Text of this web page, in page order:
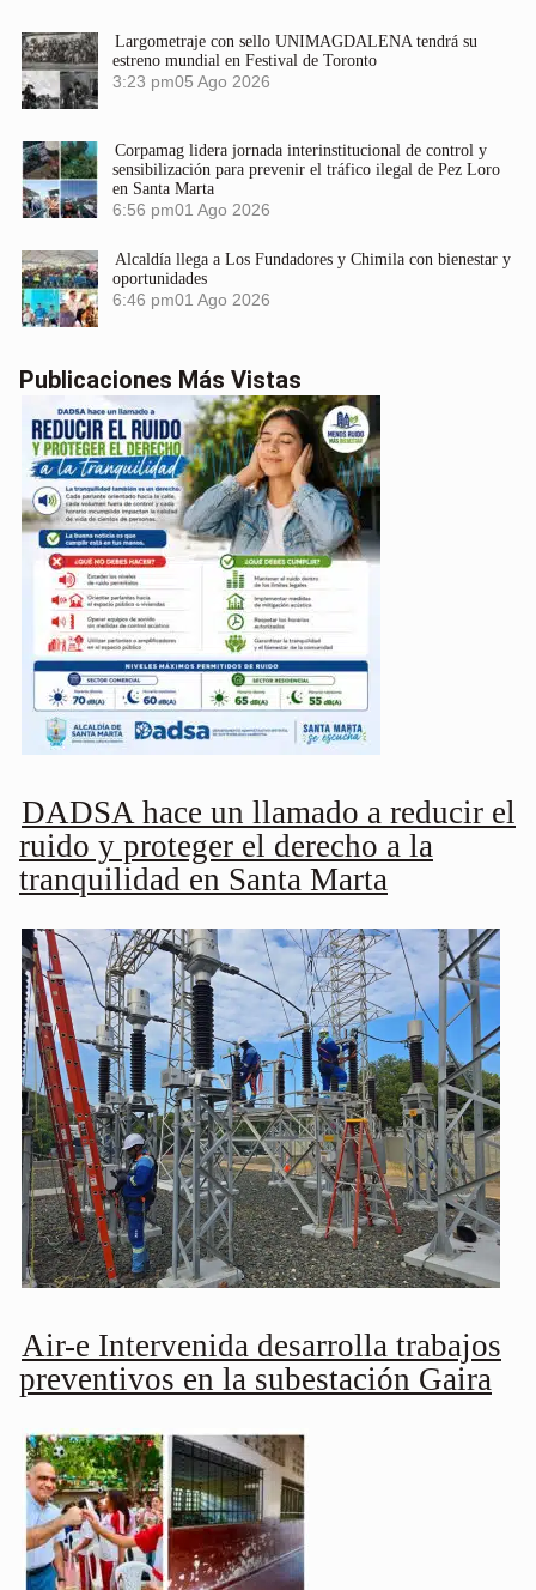
Largometraje con sello UNIMAGDALENA tendrá su
estreno mundial en Festival de Toronto
3:23 pm05 Ago 2026
Corpamag lidera jornada interinstitucional de control y
sensibilización para prevenir el tráfico ilegal de Pez Loro
en Santa Marta
6:56 pm01 Ago 2026
Alcaldía llega a Los Fundadores y Chimila con bienestar y
oportunidades
6:46 pm01 Ago 2026
Publicaciones Más Vistas
DADSA hace un llamado a reducir el
ruido y proteger el derecho a la
tranquilidad en Santa Marta
Air-e Intervenida desarrolla trabajos
preventivos en la subestación Gaira